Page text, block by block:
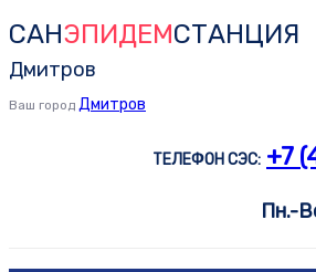
Skip
links
Skip
to
primary
САНЭПИДЕМСТАНЦИЯ
Дмитров
Ваш город Дмитров
ТЕЛЕФОН СЭС: +7
Пн.-